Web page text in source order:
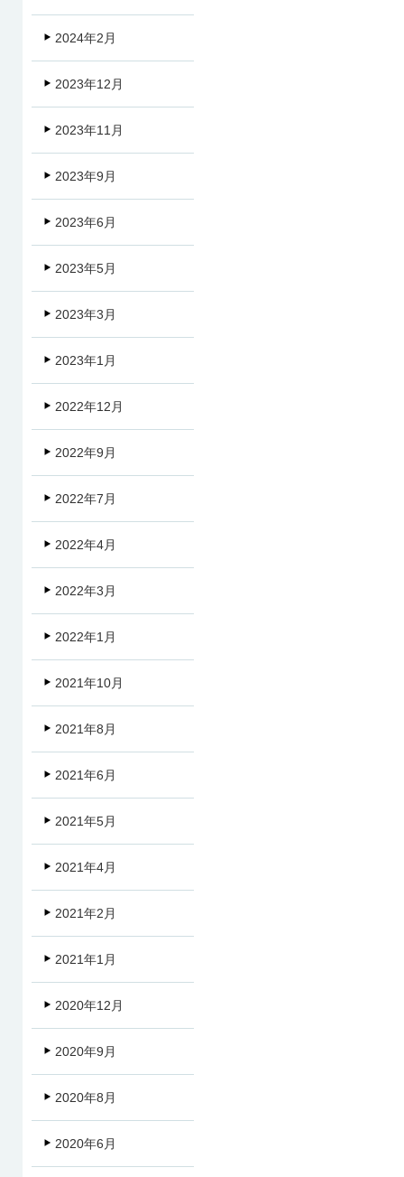
2024年2月
2023年12月
2023年11月
2023年9月
2023年6月
2023年5月
2023年3月
2023年1月
2022年12月
2022年9月
2022年7月
2022年4月
2022年3月
2022年1月
2021年10月
2021年8月
2021年6月
2021年5月
2021年4月
2021年2月
2021年1月
2020年12月
2020年9月
2020年8月
2020年6月